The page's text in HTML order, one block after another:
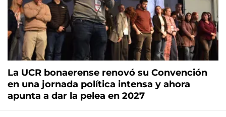
La UCR bonaerense renovó su Convención
en una jornada política intensa y ahora
apunta a dar la pelea en 2027